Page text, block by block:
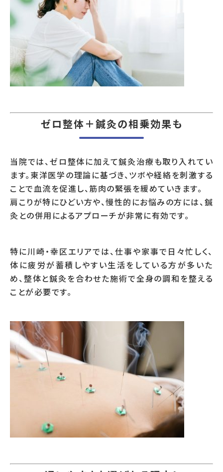
ゼロ整体＋鍼灸の相乗効果も
当院では、ゼロ整体に加えて鍼灸治療も取り入れてい
ます。東洋医学の理論に基づき、ツボや経絡を刺激する
ことで血流を促進し、筋肉の緊張を緩めていきます。
肩こりが特にひどい方や、慢性的にお悩みの方には、鍼
灸との併用によるアプローチが非常に有効です。
特に川崎・幸区エリアでは、仕事や家事で日々忙しく、
体に疲労が蓄積しやすい生活をしている方が多いた
め、整体と鍼灸を合わせた施術で全身の調和を整える
ことが必要です。